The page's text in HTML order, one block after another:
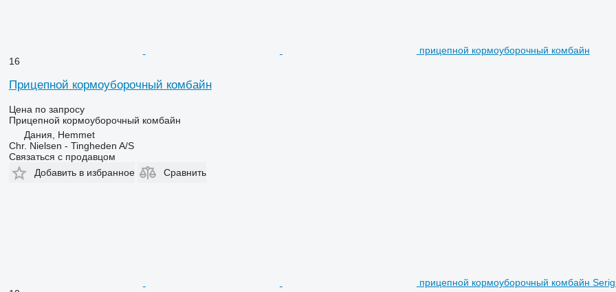
прицепной кормоуборочный комбайн
16
Прицепной кормоуборочный комбайн
Цена по запросу
Прицепной кормоуборочный комбайн
Дания, Hemmet
Chr. Nielsen - Tingheden A/S
Связаться с продавцом
Добавить в избранное
Сравнить
прицепной кормоуборочный комбайн